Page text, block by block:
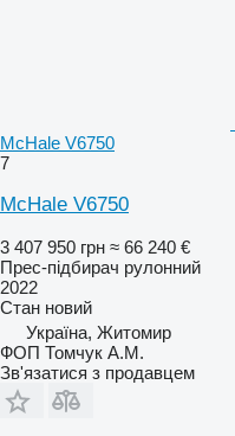
McHale V6750
7
McHale V6750
3 407 950 грн ≈ 66 240 €
Прес-підбирач рулонний
2022
Стан новий
Україна, Житомир
ФОП Томчук А.М.
Зв'язатися з продавцем